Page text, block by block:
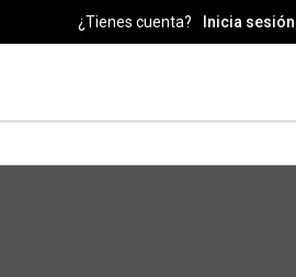
¿Tienes cuenta? Inicia sesión